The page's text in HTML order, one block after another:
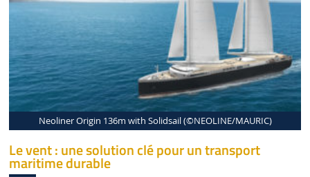
Neoliner Origin 136m with Solidsail (©NEOLINE/MAURIC)
Le vent : une solution clé pour un transport
maritime durable